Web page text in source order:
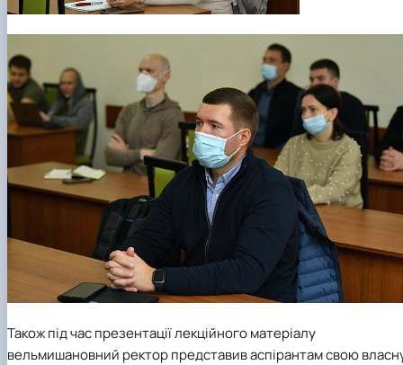
Також під час презентації лекційного матеріалу
вельмишановний ректор представив аспірантам свою